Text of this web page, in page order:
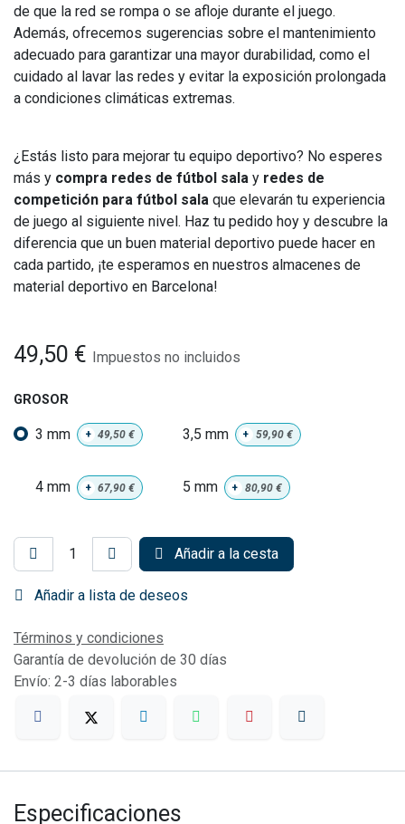
de que la red se rompa o se afloje durante el juego.
Además, ofrecemos sugerencias sobre el mantenimiento
adecuado para garantizar una mayor durabilidad, como el
cuidado al lavar las redes y evitar la exposición prolongada
a condiciones climáticas extremas.
¿Estás listo para mejorar tu equipo deportivo? No esperes
más y compra redes de fútbol sala y redes de
competición para fútbol sala que elevarán tu experiencia
de juego al siguiente nivel. Haz tu pedido hoy y descubre la
diferencia que un buen material deportivo puede hacer en
cada partido, ¡te esperamos en nuestros almacenes de
material deportivo en Barcelona!
49,50 € Impuestos no incluidos
GROSOR
3 mm + 49,50 € 3,5 mm + 59,90€
4 mm + 67,90 € 5 mm + 80,90€
Añadir a la cesta
Añadir a lista de deseos
Términos y condiciones
Garantía de devolución de 30 días
Envío: 2-3 días laborables
Especificaciones